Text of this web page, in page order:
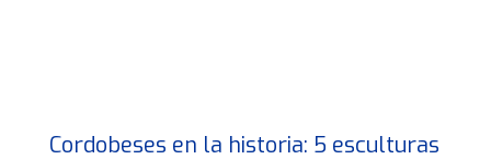
Cordobeses en la historia: 5 esculturas